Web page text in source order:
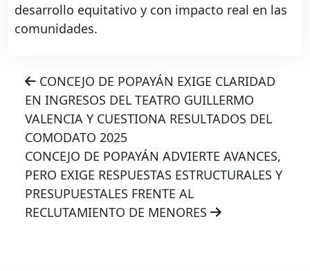
desarrollo equitativo y con impacto real en las
comunidades.
CONCEJO DE POPAYÁN EXIGE CLARIDAD
EN INGRESOS DEL TEATRO GUILLERMO
VALENCIA Y CUESTIONA RESULTADOS DEL
COMODATO 2025
CONCEJO DE POPAYÁN ADVIERTE AVANCES,
PERO EXIGE RESPUESTAS ESTRUCTURALES Y
PRESUPUESTALES FRENTE AL
RECLUTAMIENTO DE MENORES